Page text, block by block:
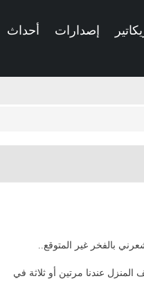
إصدارات أحداث
عندنا مرتين أو ثلاثة في